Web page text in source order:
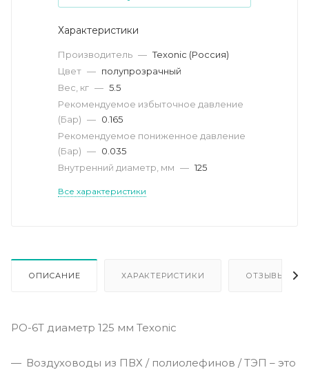
Характеристики
Производитель — Texonic (Россия)
Цвет — полупрозрачный
Вес, кг — 5.5
Рекомендуемое избыточное давление
(Бар) — 0.165
Рекомендуемое пониженное давление
(Бар) — 0.035
Внутренний диаметр, мм — 125
Все характеристики
ОПИСАНИЕ ХАРАКТЕРИСТИКИ ОТЗЫВЫ
PO-6T диаметр 125 мм Texonic
Воздуховоды из ПВХ / полиолефинов / ТЭП – это